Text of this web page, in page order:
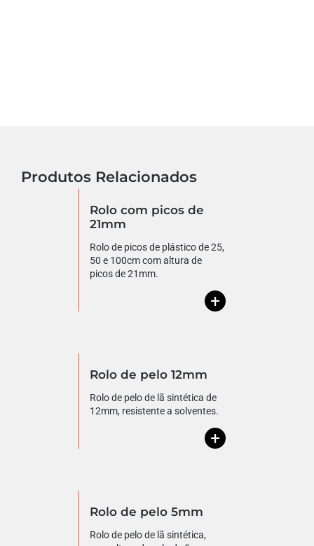
Produtos Relacionados
Rolo com picos de
21mm
Rolo de picos de plástico de 25,
50 e 100cm com altura de
picos de 21mm.
+
Rolo de pelo 12mm
Rolo de pelo de lã sintética de
12mm, resistente a solventes.
+
Rolo de pelo 5mm
Rolo de pelo de lã sintética,